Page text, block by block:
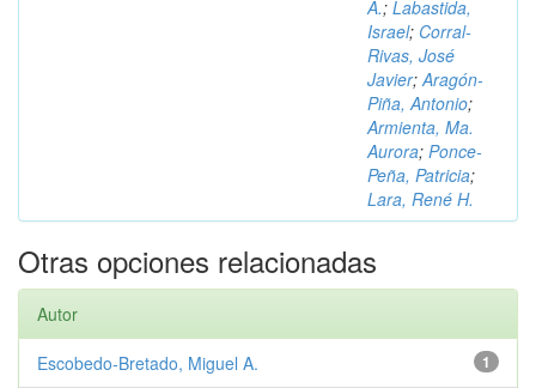
A.; Labastida,
Israel; Corral-
Rivas, José
Javier;Aragón-
Piña, Antonio;
Armienta, Ma.
Aurora; Ponce-
Peña, Patricia;
Lara, René H.
Otras opciones relacionadas
Autor
1
Escobedo-Bretado, Miguel A.